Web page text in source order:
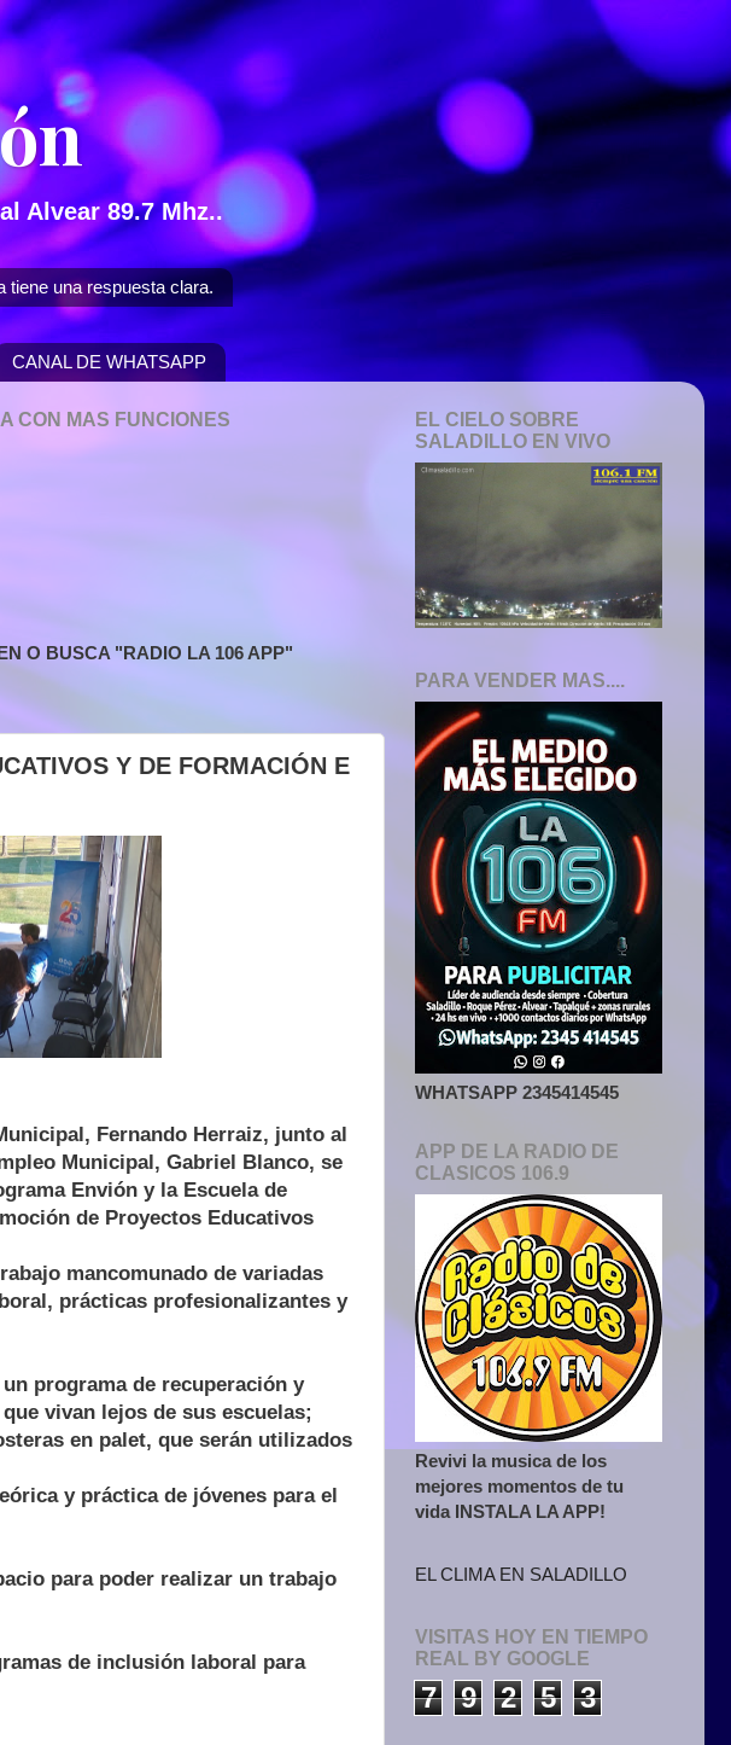
Alvear 89.7 Mhz..
tiene una respuesta clara.
CANAL DE WHATSAPP
CON MAS FUNCIONES
O BUSCA "RADIO LA 106 APP"
Y DE FORMACIÓN E
Fernando Herraiz, junto al
Municipal, Gabriel Blanco, se
Envión y la Escuela de
de Proyectos Educativos
mancomunado de variadas
prácticas profesionalizantes y
programa de recuperación y
vivan lejos de sus escuelas;
en palet, que serán utilizados
y práctica de jóvenes para el
para poder realizar un trabajo
de inclusión laboral para
EL CIELO SOBRE
SALADILLO EN VIVO
PARA VENDER MAS....
WHATSAPP 2345414545
APP DE LA RADIO DE
CLASICOS 106.9
Revivi la musica de los
mejores momentos de tu
vida INSTALA LA APP!
EL CLIMA EN SALADILLO
VISITAS HOY EN TIEMPO
REAL BY GOOGLE
7 9 2 5 3